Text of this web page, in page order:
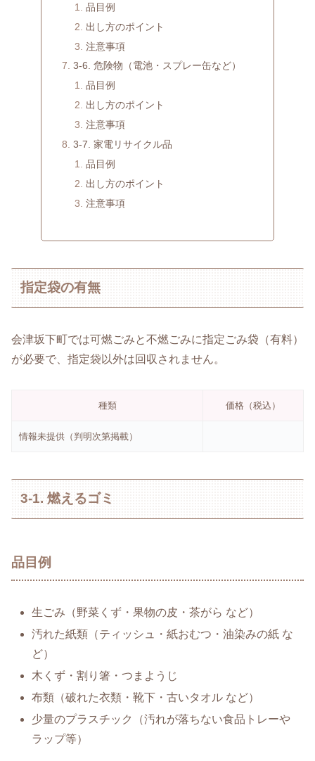
品目例
出し方のポイント
注意事項
3-6. 危険物（電池・スプレー缶など）
品目例
出し方のポイント
注意事項
3-7. 家電リサイクル品
品目例
出し方のポイント
注意事項
指定袋の有無
会津坂下町では可燃ごみと不燃ごみに指定ごみ袋（有料）
が必要で、指定袋以外は回収されません。
種類 価格（税込）
情報未提供（判明次第掲載）
3-1. 燃えるゴミ
品目例
生ごみ（野菜くず・果物の皮・茶がら など）
汚れた紙類（ティッシュ・紙おむつ・油染みの紙 な
ど）
木くず・割り箸・つまようじ
布類（破れた衣類・靴下・古いタオル など）
少量のプラスチック（汚れが落ちない食品トレーや
ラップ等）